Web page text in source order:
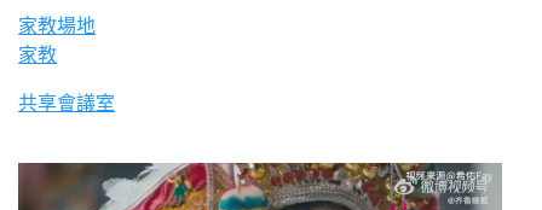
家教場地
家教
共享會議室